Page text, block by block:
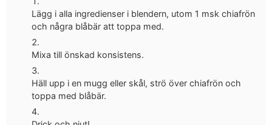
Lägg i alla ingredienser i blendern, utom 1 msk chiafrön
och några blåbär att toppa med.
Mixa till önskad konsistens.
Häll upp i en mugg eller skål, strö över chiafrön och
toppa med blåbär.